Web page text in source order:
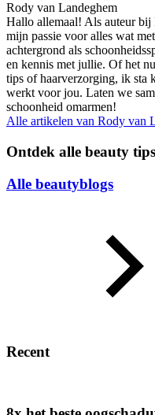
Rody van Landeghem
Hallo allemaal! Als auteur bij
mijn passie voor alles wat
achtergrond als
en kennis met jullie. Of het
tips of haarverzorging, ik sta
werkt voor jou. Laten we
schoonheid omarmen!
Alle artikelen van Rody van
Ontdek alle beauty
Alle beautyblogs
Recent